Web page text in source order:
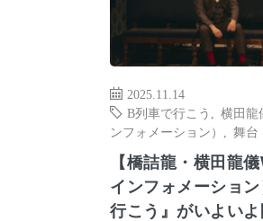
2025.11.14
B列車で行こう
横田龍
ンフォメーション）
舞台
【橋詰龍・横田龍
インフォメーショ
行こう』がいよいよ